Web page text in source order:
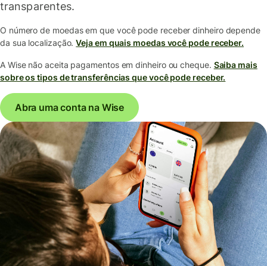
transparentes.
O número de moedas em que você pode receber dinheiro depende
da sua localização.Veja em quais moedas você pode receber.
A Wise não aceita pagamentos em dinheiro ou cheque. Saiba mais
sobre os tipos de transferências que você pode receber.
Abra uma conta na Wise